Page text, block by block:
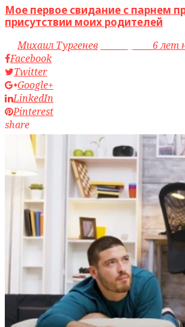
Мое первое свидание с парнем
присутствии моих родителей
byМихаил Тургенев
6 лет
Facebook
Twitter
Google+
LinkedIn
Pinterest
share